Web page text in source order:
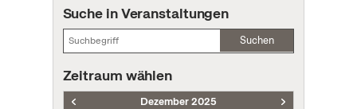
Suche in Veranstaltungen
Suchen
Zeitraum wählen
Dezember 2025